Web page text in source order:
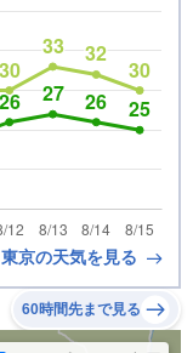
東京の天気を見る
60時間先まで見る